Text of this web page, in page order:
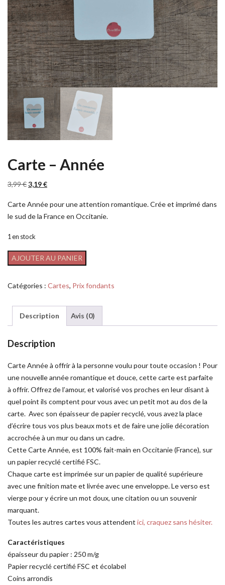
Carte – Année
3,99€3,19€
Carte Année pour une attention romantique. Crée et imprimé dans
le sud de la France en Occitanie.
1 en stock
AJOUTER AU PANIER
Catégories : Cartes, Prix fondants
Description Avis (0)
Description
Carte Année à offrir à la personne voulu pour toute occasion ! Pour
une nouvelle année romantique et douce, cette carte est parfaite
à offrir. Offrez de l’amour, et valorisé vos proches en leur disant à
quel point ils comptent pour vous avec un petit mot au dos de la
carte. Avec son épaisseur de papier recyclé, vous avez la place
d’écrire tous vos plus beaux mots et de faire une jolie décoration
accrochée à un mur ou dans un cadre.
Cette Carte Année, est 100% fait-main en Occitanie (France), sur
un papier recyclé certifié FSC.
Chaque carte est imprimée sur un papier de qualité supérieure
avec une finition mate et livrée avec une enveloppe. Le verso est
vierge pour y écrire un mot doux, une citation ou un souvenir
marquant.
Toutes les autres cartes vous attendent ici, craquez sans hésiter.
Caractéristiques
épaisseur du papier : 250 m/g
Papier recyclé certifié FSC et écolabel
Coins arrondis